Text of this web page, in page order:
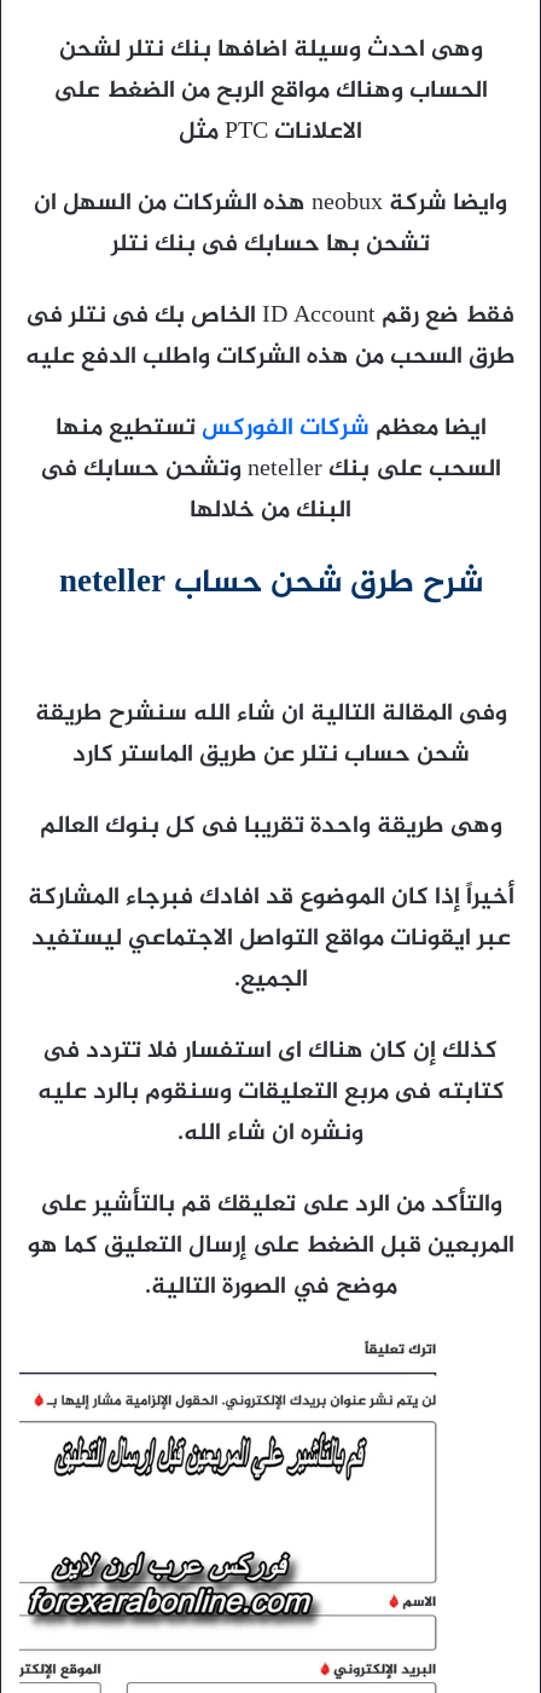
وهى احدث وسيلة اضافها بنك نتلر لشحن
الحساب وهناك مواقع الربح من الضغط على
الاعلانات PTC مثل
وايضا شركة neobux هذه الشركات من السهل ان
تشحن بها حسابك فى بنك نتلر
فقط ضع رقم ID Account الخاص بك فى نتلر فى
طرق السحب من هذه الشركات واطلب الدفع عليه
ايضا معظم شركات الفوركستستطيع منها
السحب على بنك neteller وتشحن حسابك فى
البنك من خلالها
شرح طرق شحن حساب neteller
وفى المقالة التالية ان شاء الله سنشرح طريقة
شحن حساب نتلر عن طريق الماستر كارد
وهى طريقة واحدة تقريبا فى كل بنوك العالم
أخيراً إذا كان الموضوع قد افادك فبرجاء المشاركة
عبر ايقونات مواقع التواصل الاجتماعي ليستفيد
الجميع.
كذلك إن كان هناك اى استفسار فلا تتردد فى
كتابته فى مربع التعليقات وسنقوم بالرد عليه
ونشره ان شاء الله.
والتأكد من الرد على تعليقك قم بالتأشير على
المربعين قبل الضغط على إرسال التعليق كما هو
موضح في الصورة التالية.